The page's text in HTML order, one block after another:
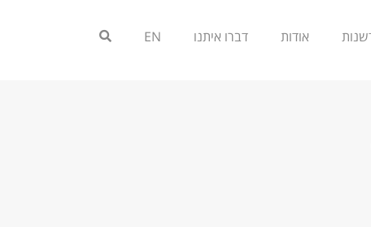
אודות דברו איתנו EN